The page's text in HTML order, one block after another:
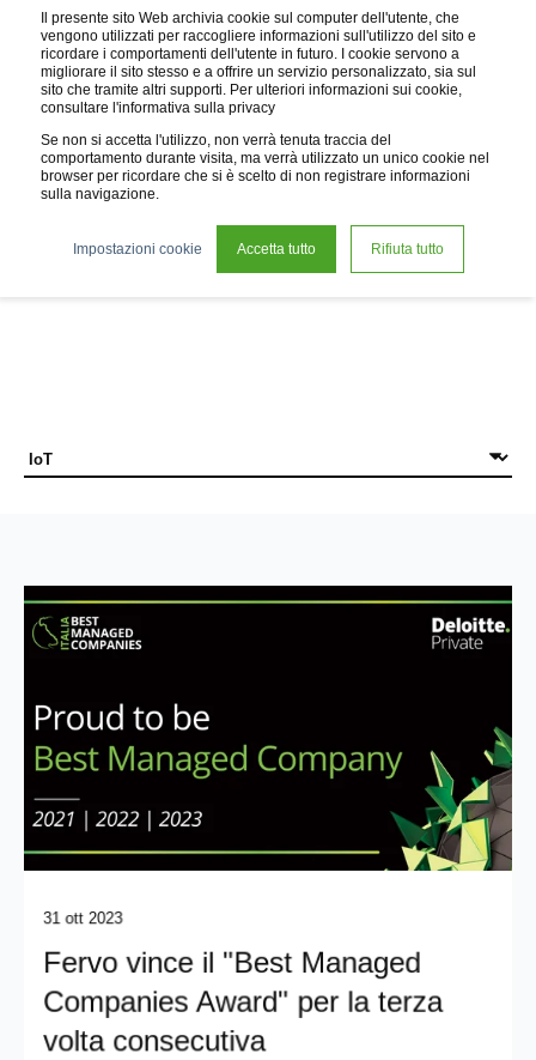
Il presente sito Web archivia cookie sul computer dell'utente, che
vengono utilizzati per raccogliere informazioni sull'utilizzo del sito e
ricordare i comportamenti dell'utente in futuro. I cookie servono a
migliorare il sito stesso e a offrire un servizio personalizzato, sia sul
sito che tramite altri supporti. Per ulteriori informazioni sui cookie,
consultare l'informativa sulla privacy
Se non si accetta l'utilizzo, non verrà tenuta traccia del
comportamento durante visita, ma verrà utilizzato un unico cookie nel
browser per ricordare che si è scelto di non registrare informazioni
sulla navigazione.
Impostazioni cookie Accetta tutto Rifiuta tutto
News
31 ott 2023
Fervo vince il "Best Managed
Companies Award" per la terza
volta consecutiva